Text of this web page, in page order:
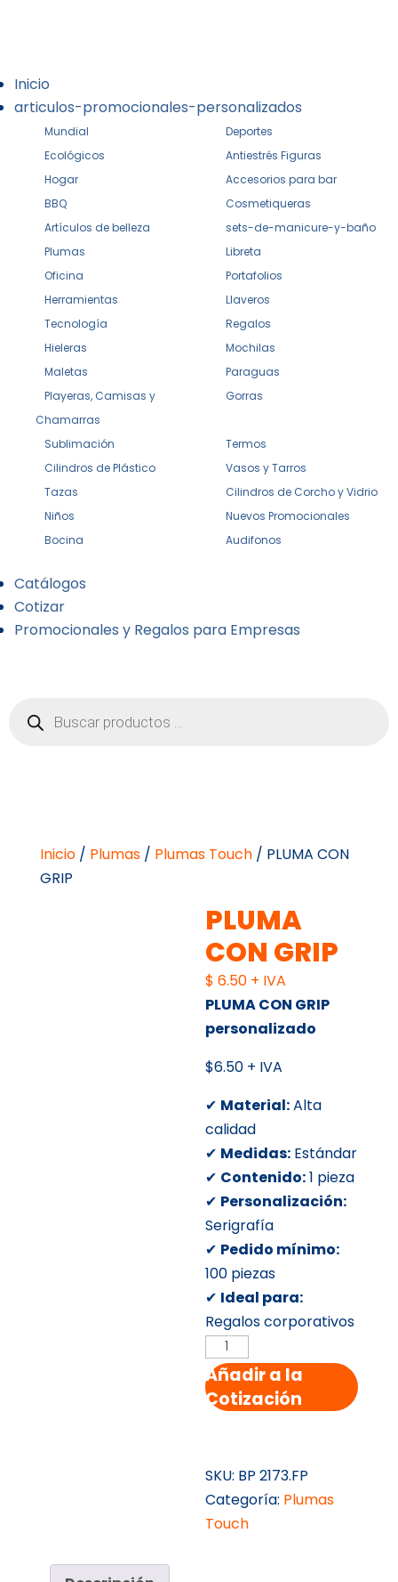
Inicio
articulos-promocionales-personalizados
Mundial
Deportes
Ecológicos
Antiestrés Figuras
Hogar
Accesorios para bar
BBQ
Cosmetiqueras
Artículos de belleza
sets-de-manicure-y-baño
Plumas
Libreta
Oficina
Portafolios
Herramientas
Llaveros
Tecnología
Regalos
Hieleras
Mochilas
Maletas
Paraguas
Playeras, Camisas y
Chamarras
Gorras
Sublimación
Termos
Cilindros de Plástico
Vasos y Tarros
Tazas
Cilindros de Corcho y Vidrio
Niños
Nuevos Promocionales
Bocina
Audifonos
Catálogos
Cotizar
Promocionales y Regalos para Empresas
productos
Inicio/ Plumas/ Plumas Touch/ PLUMA CON
GRIP
PLUMA
CON GRIP
$ 6.50 + IVA
PLUMA CON GRIP
personalizado
$6.50 + IVA
✔ Material:Alta
calidad
✔ Medidas: Estándar
✔ Contenido:1 pieza
✔ Personalización:
Serigrafía
✔ Pedido mínimo:
100 piezas
✔ Ideal para:
Regalos corporativos
PLUMA
CON
GRIP
cantidad
Añadir a la
Cotización
SKU: BP 2173.FP
Categoría: Plumas
Touch